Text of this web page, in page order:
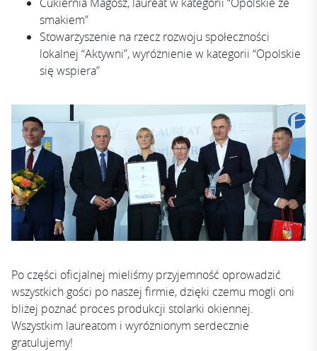
smakiem”
Stowarzyszenie na rzecz rozwoju społeczności
lokalnej “Aktywni”, wyróżnienie w kategorii “Opolskie
się wspiera”
Po części oficjalnej mieliśmy przyjemność oprowadzić
wszystkich gości po naszej firmie, dzięki czemu mogli oni
bliżej poznać proces produkcji stolarki okiennej.
Wszystkim laureatom i wyróżnionym serdecznie
gratulujemy!